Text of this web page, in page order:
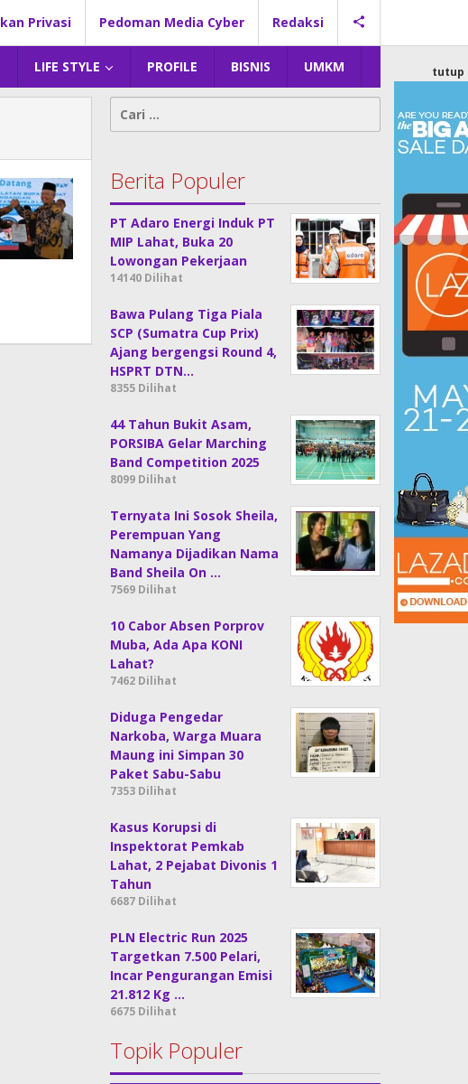
Privasi Pedoman Media Cyber Redaksi
LIFE STYLE PROFILE BISNIS UMKM tutup
Cari
untuk:
Berita Populer
PT Adaro Energi Induk PT
MIP Lahat, Buka 20
Lowongan Pekerjaan
14140 Dilihat
Bawa Pulang Tiga Piala
SCP (Sumatra Cup Prix)
Ajang bergengsi Round 4,
HSPRT DTN…
8355 Dilihat
44 Tahun Bukit Asam,
PORSIBA Gelar Marching
Band Competition 2025
8099 Dilihat
Ternyata Ini Sosok Sheila,
Perempuan Yang
Namanya Dijadikan Nama
Band Sheila On …
7569 Dilihat
10 Cabor Absen Porprov
Muba, Ada Apa KONI
Lahat?
7462 Dilihat
Diduga Pengedar
Narkoba, Warga Muara
Maung ini Simpan 30
Paket Sabu-Sabu
7353 Dilihat
Kasus Korupsi di
Inspektorat Pemkab
Lahat, 2 Pejabat Divonis 1
Tahun
6687 Dilihat
PLN Electric Run 2025
Targetkan 7.500 Pelari,
Incar Pengurangan Emisi
21.812 Kg …
6675 Dilihat
Topik Populer